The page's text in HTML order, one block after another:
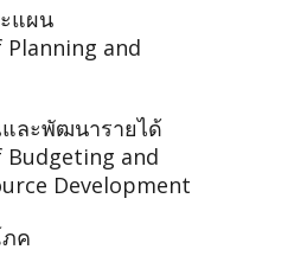
แผน
and
ละพัฒนารายได้
Budgeting and
Development
ค